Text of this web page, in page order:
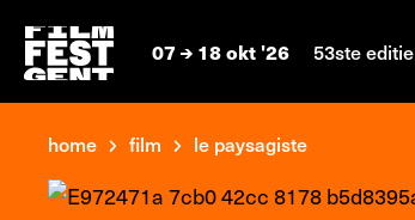
07 18 okt '26 53ste editie
home film le paysagiste